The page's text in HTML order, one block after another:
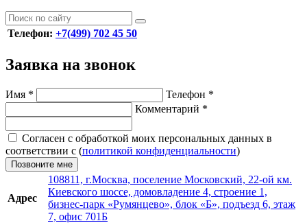
Телефон: +7(499) 702 45 50
Заявка на звонок
Имя * Телефон *
Комментарий *
Согласен с обработкой моих персональных данных в
соответствии с (политикой конфиденциальности)
Позвоните мне
Адрес
108811, г.Москва, поселение Московский, 22-ой км.
Киевского шоссе, домовладение 4, строение 1,
бизнес-парк «Румянцево», блок «Б», подъезд 6, этаж
7, офис 701Б